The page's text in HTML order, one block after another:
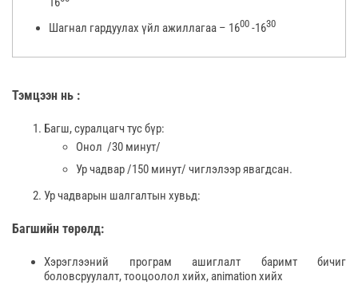
Шагнал гардуулах үйл ажиллагаа – 1600 -1630
Тэмцээн нь :
Багш, суралцагч тус бүр:
Онол /30 минут/
Ур чадвар /150 минут/ чиглэлээр явагдсан.
Ур чадварын шалгалтын хувьд:
Багшийн төрөлд:
Хэрэглээний програм ашиглалт баримт бичиг
боловсруулалт, тооцоолол хийх, animation хийх